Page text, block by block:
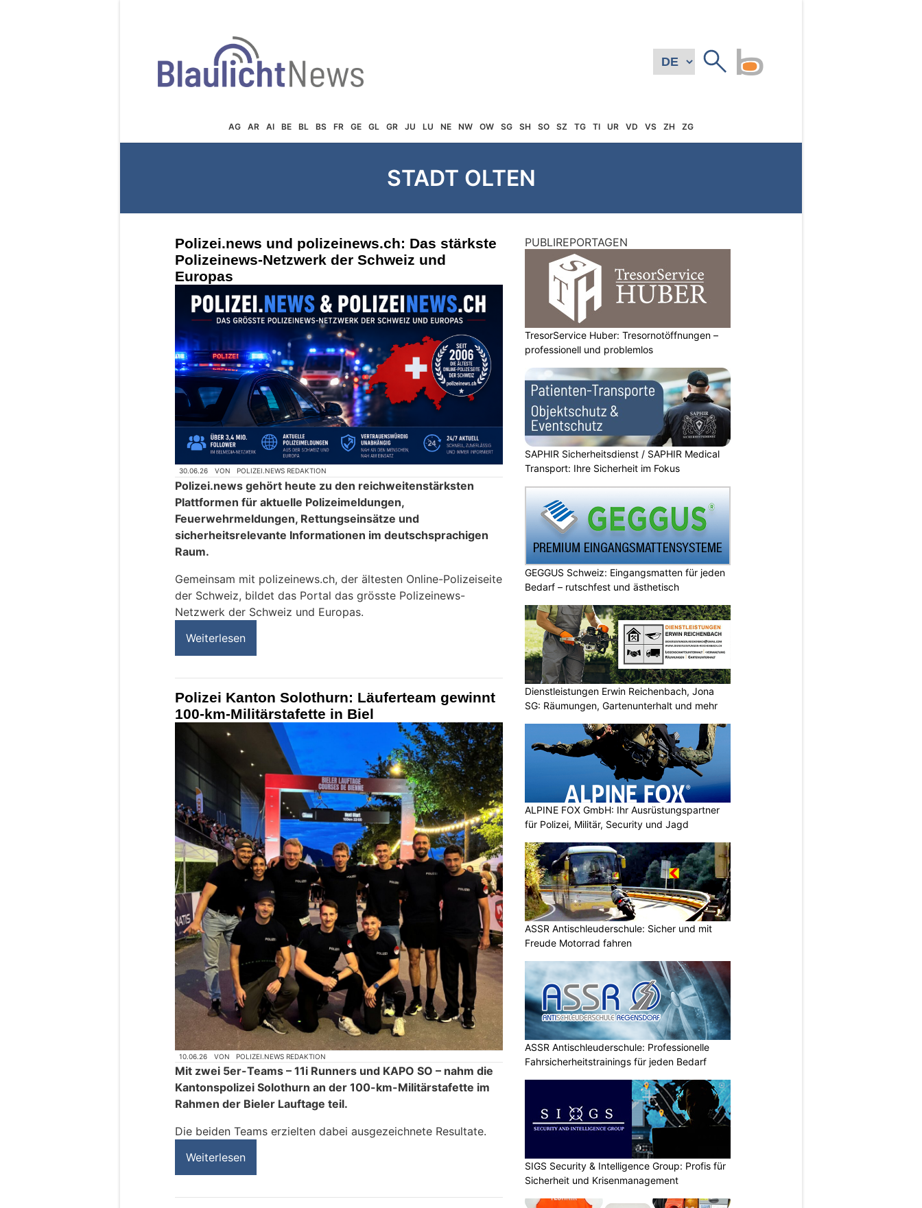
AG AR AI BE BL BS FR GE GL GR JU LU NE NW OW SG SH SO SZ TG TI UR VD VS ZH ZG
STADT OLTEN
Polizei.news und polizeinews.ch: Das stärkste
Polizeinews-Netzwerk der Schweiz und
Europas
30.06.26 VON POLIZEI.NEWS REDAKTION
Polizei.news gehört heute zu den reichweitenstärksten
Plattformen für aktuelle Polizeimeldungen,
Feuerwehrmeldungen, Rettungseinsätze und
sicherheitsrelevante Informationen im deutschsprachigen
Raum.
Gemeinsam mit polizeinews.ch, der ältesten Online-Polizeiseite
der Schweiz, bildet das Portal das grösste Polizeinews-
Netzwerk der Schweiz und Europas.
Weiterlesen
Polizei Kanton Solothurn: Läuferteam gewinnt
100-km-Militärstafette in Biel
10.06.26 VON POLIZEI.NEWS REDAKTION
Mit zwei 5er-Teams – 11i Runners und KAPO SO – nahm die
Kantonspolizei Solothurn an der 100-km-Militärstafette im
Rahmen der Bieler Lauftage teil.
Die beiden Teams erzielten dabei ausgezeichnete Resultate.
Weiterlesen
PUBLIREPORTAGEN
TresorService Huber: Tresornotöffnungen –
professionell und problemlos
SAPHIR Sicherheitsdienst / SAPHIR Medical
Transport: Ihre Sicherheit im Fokus
GEGGUS Schweiz: Eingangsmatten für jeden
Bedarf – rutschfest und ästhetisch
Dienstleistungen Erwin Reichenbach, Jona
SG: Räumungen, Gartenunterhalt und mehr
ALPINE FOX GmbH: Ihr Ausrüstungspartner
für Polizei, Militär, Security und Jagd
ASSR Antischleuderschule: Sicher und mit
Freude Motorrad fahren
ASSR Antischleuderschule: Professionelle
Fahrsicherheitstrainings für jeden Bedarf
SIGS Security & Intelligence Group: Profis für
Sicherheit und Krisenmanagement